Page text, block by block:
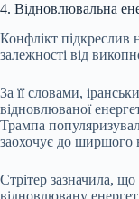
4. Відновлювальна
Конфлікт підкреслив
залежності від
За її словами,
відновлюваної
Трампа
заохочує до ширшого
Стрітер зазначила,
відновлювану